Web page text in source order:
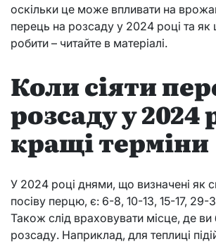
оскільки це може впливати на
перець на розсаду у 2024 році та як
робити – читайте в матеріалі.
Коли сіяти
розсаду у 2024
кращі терміни
У 2024 році днями, що визначені як
посіву перцю, є: 6-8, 10-13, 15-17, 29-
Також слід враховувати місце, де ви
розсаду. Наприклад, для теплиці